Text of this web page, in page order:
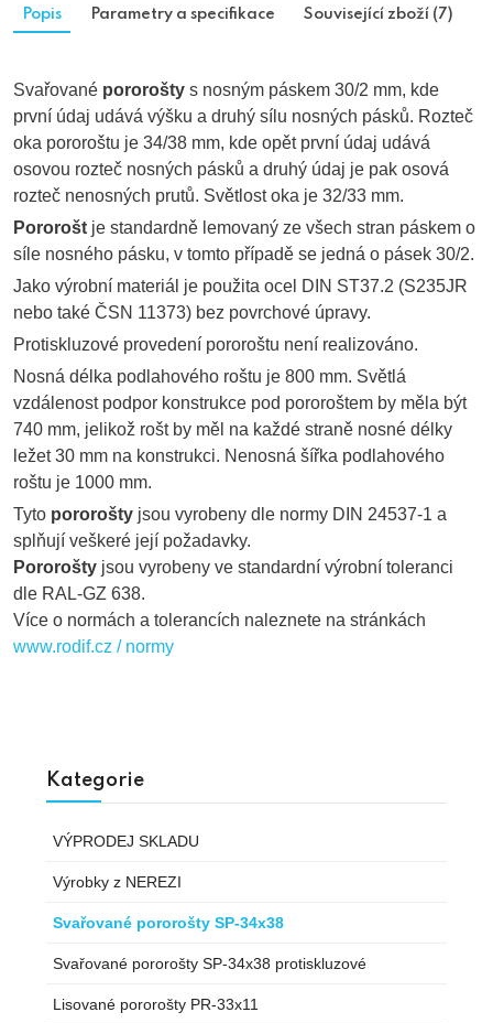
Popis Parametry a specifikace Související zboží (7)
Svařované pororošty s nosným páskem 30/2 mm, kde
první údaj udává výšku a druhý sílu nosných pásků. Rozteč
oka pororoštu je 34/38 mm, kde opět první údaj udává
osovou rozteč nosných pásků a druhý údaj je pak osová
rozteč nenosných prutů. Světlost oka je 32/33 mm.
Pororošt je standardně lemovaný ze všech stran páskem o
síle nosného pásku, v tomto případě se jedná o pásek 30/2.
Jako výrobní materiál je použita ocel DIN ST37.2 (S235JR
nebo také ČSN 11373) bez povrchové úpravy.
Protiskluzové provedení pororoštu není realizováno.
Nosná délka podlahového roštu je 800 mm. Světlá
vzdálenost podpor konstrukce pod pororoštem by měla být
740 mm, jelikož rošt by měl na každé straně nosné délky
ležet 30 mm na konstrukci. Nenosná šířka podlahového
roštu je 1000 mm.
Tyto pororošty jsou vyrobeny dle normy DIN 24537-1 a
splňují veškeré její požadavky.
Pororošty jsou vyrobeny ve standardní výrobní toleranci
dle RAL-GZ 638.
Více o normách a tolerancích naleznete na stránkách
www.rodif.cz / normy
Kategorie
VÝPRODEJ SKLADU
Výrobky z NEREZI
Svařované pororošty SP-34x38
Svařované pororošty SP-34x38 protiskluzové
Lisované pororošty PR-33x11